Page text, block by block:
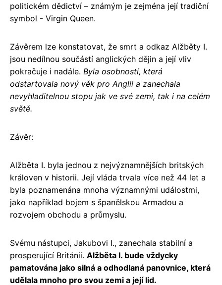
politickém dědictví – známým je zejména její tradiční
symbol - Virgin Queen.
Závěrem lze konstatovat, že smrt a odkaz Alžběty I.
jsou nedílnou součástí anglických dějin a její vliv
pokračuje i nadále. Byla osobností, která
odstartovala nový věk pro Anglii a zanechala
nevyhladitelnou stopu jak ve své zemi, tak i na celém
světě.
Závěr:
Alžběta I. byla jednou z nejvýznamnějších britských
královen v historii. Její vláda trvala více než 44 let a
byla poznamenána mnoha významnými událostmi,
jako například bojem s španělskou Armadou a
rozvojem obchodu a průmyslu.
Svému nástupci, Jakubovi I., zanechala stabilní a
prosperující Británii. Alžběta I. bude vždycky
pamatována jako silná a odhodlaná panovnice, která
udělala mnoho pro svou zemi a její lid.